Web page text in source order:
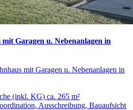
Garagen u. Nebenanlagen in
mit Garagen u. Nebenanlagen in
(inkl. KG) ca. 265 m²
Ausschreibung, Bauaufsicht